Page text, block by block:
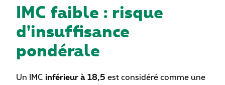
IMC faible : risque
d'insuffisance
pondérale
Un IMC inférieur à 18,5 est considéré comme une